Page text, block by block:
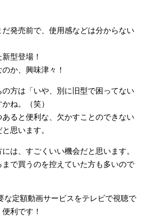
発売前で、使用感などは分からない
型登場！
か、興味津々！
方は「いや、別に旧型で困ってない
ね。（笑）
ると便利な、欠かすことのできない
思います。
は、すごくいい機会だと思います。
で買うのを控えていた方も多いので
な定額動画サービスをテレビで視聴で
利です！